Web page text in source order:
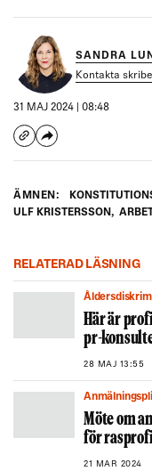
SANDRA
Kontakta
31 MAJ 2024 | 08:48
ÄMNEN:
ULF KRISTERSSON,
RELATERAD LÄSNING
Här är
pr-
28 MAJ 13:55
Möte om
för
21 MAR 2024